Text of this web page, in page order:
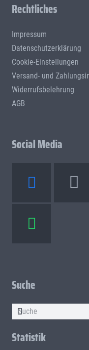
Rechtliches
Impressum
Datenschutzerklärung
Cookie-Einstellungen
Versand- und
Widerrufsbelehrung
AGB
Social Media
Suche
Statistik